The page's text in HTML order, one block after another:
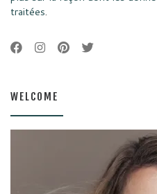
traitées.
WELCOME